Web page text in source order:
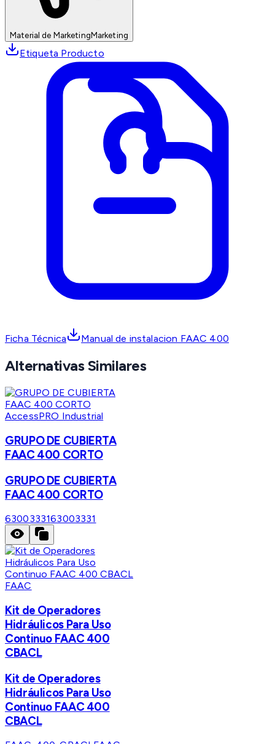
Material de MarketingMarketing
Etiqueta Producto
Ficha Técnica Manual de instalacion FAAC 400
Alternativas Similares
AccessPRO Industrial
GRUPO DE CUBIERTA
FAAC 400 CORTO
GRUPO DE CUBIERTA
FAAC 400 CORTO
6300333163003331
FAAC
Kit de Operadores
Hidráulicos Para Uso
Continuo FAAC 400
CBACL
Kit de Operadores
Hidráulicos Para Uso
Continuo FAAC 400
CBACL